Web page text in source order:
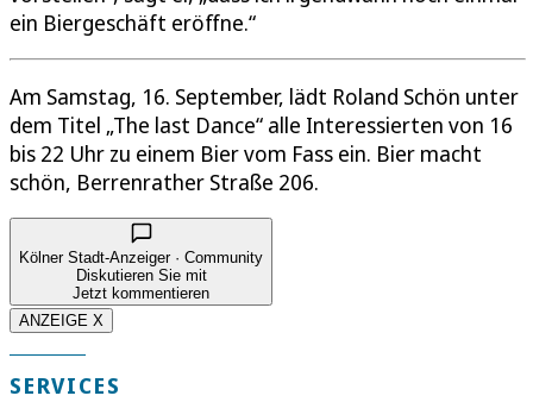
ein Biergeschäft eröffne.“
Am Samstag, 16. September, lädt Roland Schön unter
dem Titel „The last Dance“ alle Interessierten von 16
bis 22 Uhr zu einem Bier vom Fass ein. Bier macht
schön, Berrenrather Straße 206.
Kölner Stadt-Anzeiger · Community
Diskutieren Sie mit
Jetzt kommentieren
ANZEIGE X
SERVICES